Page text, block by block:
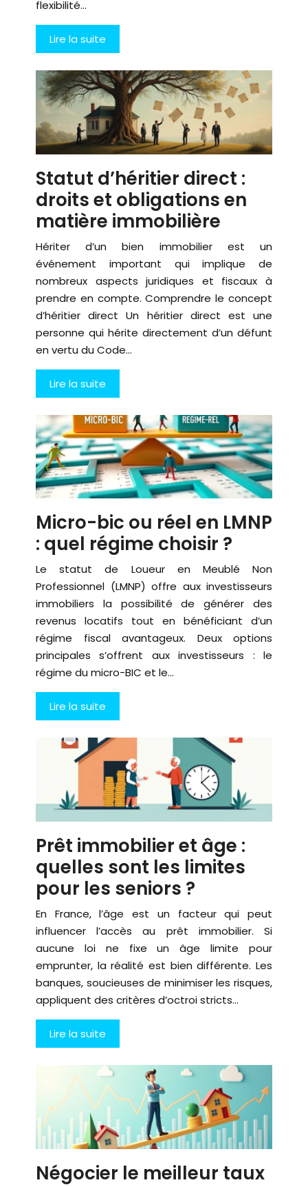
flexibilité…
Lire la suite
Statut d’héritier direct :
droits et obligations en
matière immobilière
Hériter d’un bien immobilier est un
événement important qui implique de
nombreux aspects juridiques et fiscaux à
prendre en compte. Comprendre le concept
d’héritier direct Un héritier direct est une
personne qui hérite directement d’un défunt
en vertu du Code…
Lire la suite
Micro-bic ou réel en LMNP
: quel régime choisir ?
Le statut de Loueur en Meublé Non
Professionnel (LMNP) offre aux investisseurs
immobiliers la possibilité de générer des
revenus locatifs tout en bénéficiant d’un
régime fiscal avantageux. Deux options
principales s’offrent aux investisseurs : le
régime du micro-BIC et le…
Lire la suite
Prêt immobilier et âge :
quelles sont les limites
pour les seniors ?
En France, l’âge est un facteur qui peut
influencer l’accès au prêt immobilier. Si
aucune loi ne fixe un âge limite pour
emprunter, la réalité est bien différente. Les
banques, soucieuses de minimiser les risques,
appliquent des critères d’octroi stricts…
Lire la suite
Négocier le meilleur taux